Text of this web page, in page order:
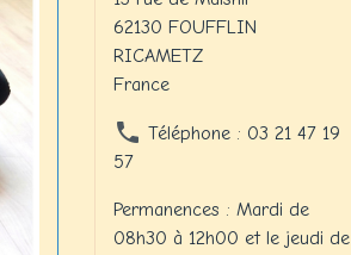
62130 FOUFFLIN
RICAMETZ
France
Téléphone : 03 21 47 19
57
Permanences : Mardi de
08h30 à 12h00 et le jeudi de